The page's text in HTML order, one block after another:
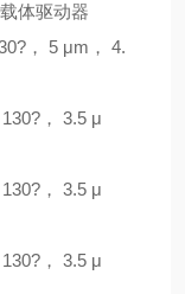
载体驱动器
， 5 μm ， 4.
130? ， 3.5 μ
130? ， 3.5 μ
130? ， 3.5 μ